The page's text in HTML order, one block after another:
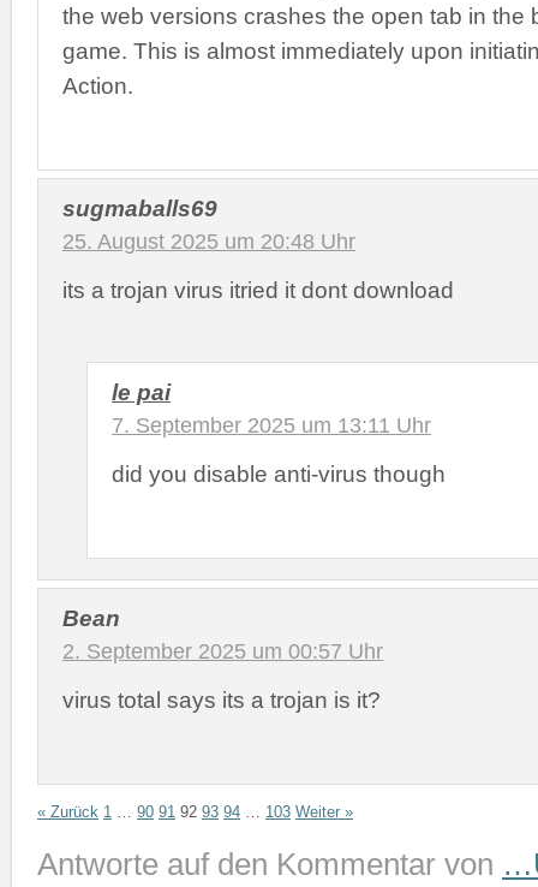
the web versions crashes the open tab in the
game. This is almost immediately upon
Action.
sugmaballs69
25. August 2025 um 20:48 Uhr
its a trojan virus itried it dont download
le pai
7. September 2025 um 13:11 Uhr
did you disable anti-virus though
Bean
2. September 2025 um 00:57 Uhr
virus total says its a trojan is it?
« Zurück 1 … 90 91 92 93 94 … 103 Weiter »
Antworte auf den Kommentar von